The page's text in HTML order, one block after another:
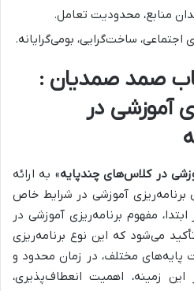
منابع، محدودیت تعامل.
اجتماعی، ساخت‌گرایی، بومی‌گرایانه.
فصل 2 کتاب صمد صمدیان :
آموزشی در
در کلاس‌های چندپایه» به ارائه
برنامه‌ریزی آموزشی در شرایط خاص
مفهوم برنامه‌ریزی آموزشی در
می‌شود که این نوع برنامه‌ریزی
پایه‌های مختلف، در زمان محدود و
این زمینه، اهمیت انعطاف‌پذیری،